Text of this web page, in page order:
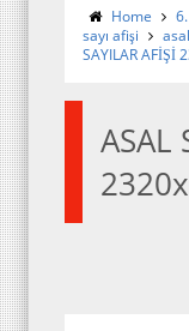
Home
sayı afişi
SAYILAR AFİŞİ
ASAL